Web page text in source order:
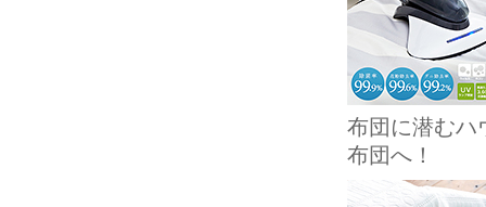
布団に潜むハ
布団へ！